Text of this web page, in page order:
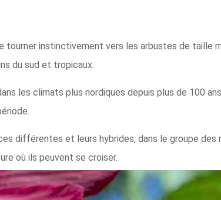
tourner instinctivement vers les arbustes de taille
du sud et tropicaux.
les climats plus nordiques depuis plus de 100
différentes et leurs hybrides, dans le groupe des
où ils peuvent se croiser.